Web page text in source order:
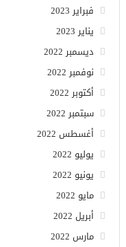
فبراير 2023
يناير 2023
ديسمبر 2022
نوفمبر 2022
أكتوبر 2022
سبتمبر 2022
أغسطس 2022
يوليو 2022
يونيو 2022
مايو 2022
أبريل 2022
مارس 2022